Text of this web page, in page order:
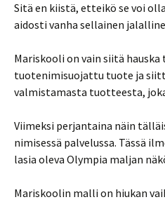
Sitä en kiistä, etteikö se voi
aidosti vanha sellainen
Mariskooli on vain siitä
tuotenimisuojattu tuote ja
valmistamasta tuotteesta,
Viimeksi perjantaina näin
nimisessä palvelussa. Tässä
lasia oleva Olympia maljan
Mariskoolin malli on hiukan